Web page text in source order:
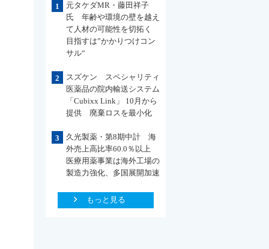
1
元タケダMR・藤田祥子
氏 年齢や環境の壁を越え
て人材の可能性を切拓く
目指すは”かかりつけコン
サル“
2
スズケン スペシャリティ
医薬品の院内輸送システム
「Cubixx Link」 10月から
提供 廃棄ロスを最小化
3
久光製薬・第8期中計 海
外売上高比率60.0％以上
医療用薬事業は海外工場の
製造力強化、多国展開加速
もっと見る